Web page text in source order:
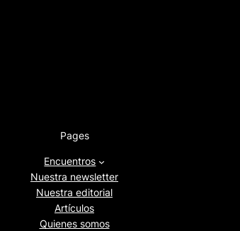
Pages
Encuentros
Nuestra newsletter
Nuestra editorial
Artículos
Quienes somos